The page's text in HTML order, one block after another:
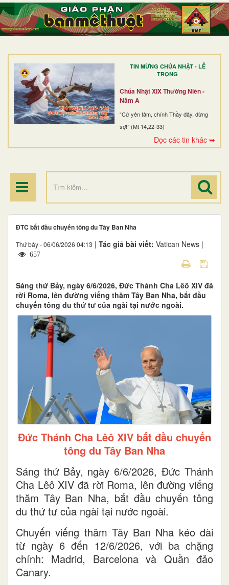
TIN MỪNG CHÚA NHẬT - LỄ
TRỌNG
Chúa Nhật XIX Thường Niên -
Năm A
“Cứ yên tâm, chính Thầy đây, đừng
sợ!” (Mt 14,22-33)
Đọc các tin khác ➥
TRANG NHẤT
GIỚI THIỆU
DÒNG TU
BAN MỤC VỤ
ĐOÀN THỂ CG
ĐIỂM HÀNH HƯƠNG
ĐTC bắt đầu chuyến tông du Tây Ban Nha
Thứ bảy - 06/06/2026 04:13 | Tác giả bài viết: Vatican News |
657
Sáng thứ Bảy, ngày 6/6/2026, Đức Thánh Cha Lêô XIV đã
rời Roma, lên đường viếng thăm Tây Ban Nha, bắt đầu
chuyến tông du thứ tư của ngài tại nước ngoài.
Đức Thánh Cha Lêô XIV bắt đầu chuyến
tông du Tây Ban Nha
Sáng thứ Bảy, ngày 6/6/2026, Đức Thánh
Cha Lêô XIV đã rời Roma, lên đường viếng
thăm Tây Ban Nha, bắt đầu chuyến tông
du thứ tư của ngài tại nước ngoài.
Chuyến viếng thăm Tây Ban Nha kéo dài
từ ngày 6 đến 12/6/2026, với ba chặng
chính: Madrid, Barcelona và Quần đảo
Canary.